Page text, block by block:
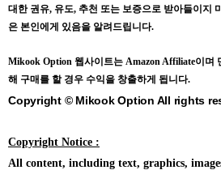
대한 권유, 유도, 추천 또는 보증으로 받아들이지
은 본인에게 있음을 알려드립니다.
Mikook Option 웹사이트는 Amazon Affiliate이며
해 구매를 할 경우 수익을 창출하게 됩니다.
Copyright © Mikook Option All rights
Copyright Notice :
All content, including text, graphics,